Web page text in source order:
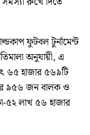
ফুটবল টুর্নামেন্ট
অনুযায়ী, এ
৬৫ হাজার ৫৬৯টি
৯৫৬ জন বালক ও
৫২ লাখ ৫৬ হাজার